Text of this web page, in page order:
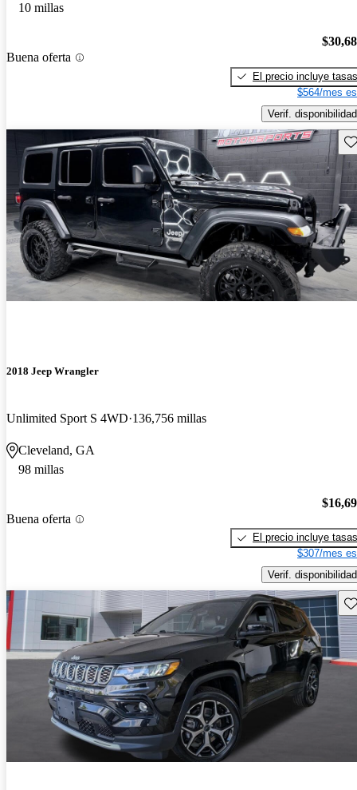
10 millas
Buena oferta
El precio incluye tasas
$564/mes
Verif. disponibilidad
2018 Jeep Wrangler
Unlimited Sport S 4WD 136,756 millas
Cleveland, GA
98 millas
Buena oferta
El precio incluye tasas
$307/mes
Verif. disponibilidad